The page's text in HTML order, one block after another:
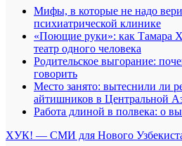
Мифы, в которые не надо
психиатрической клинике
«Поющие руки»: как Тамара
театр одного человека
Родительское выгорание:
говорить
Место занято: вытеснили ли
айтишников в Центральной
Работа длиной в полвека: о
ХУК! — СМИ для Нового